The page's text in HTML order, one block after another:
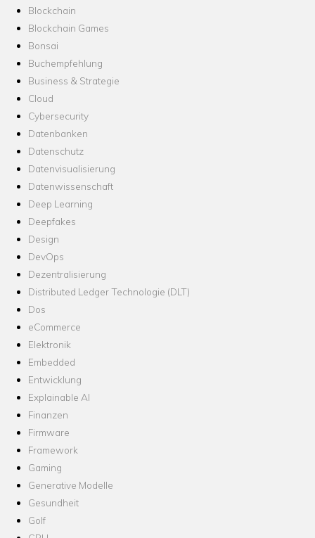
Blockchain
Blockchain Games
Bonsai
Buchempfehlung
Business & Strategie
Cloud
Cybersecurity
Datenbanken
Datenschutz
Datenvisualisierung
Datenwissenschaft
Deep Learning
Deepfakes
Design
DevOps
Dezentralisierung
Distributed Ledger Technologie (DLT)
Dos
eCommerce
Elektronik
Embedded
Entwicklung
Explainable AI
Finanzen
Firmware
Framework
Gaming
Generative Modelle
Gesundheit
Golf